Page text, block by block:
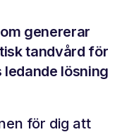
genererar
tandvård för
lösning
för dig att